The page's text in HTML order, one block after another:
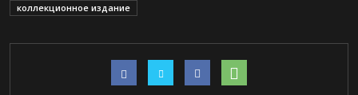
коллекционное издание